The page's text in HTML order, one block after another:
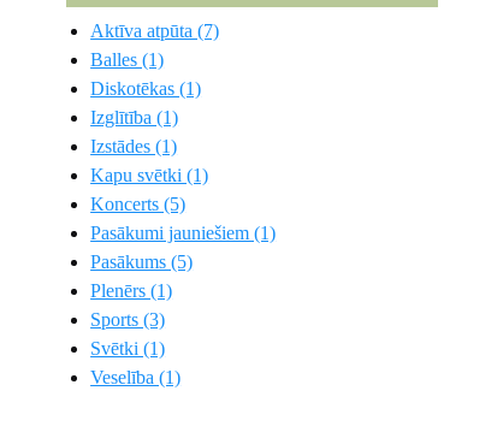
Aktīva atpūta (7)
Balles (1)
Diskotēkas (1)
Izglītība (1)
Izstādes (1)
Kapu svētki (1)
Koncerts (5)
Pasākumi jauniešiem (1)
Pasākums (5)
Plenērs (1)
Sports (3)
Svētki (1)
Veselība (1)